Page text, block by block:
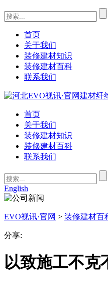
首页
关于我们
装修建材知识
装修建材百科
联系我们
首页
关于我们
装修建材知识
装修建材百科
联系我们
English
EVO视讯·官网 > 装修建材百
分享:
以致施工不克